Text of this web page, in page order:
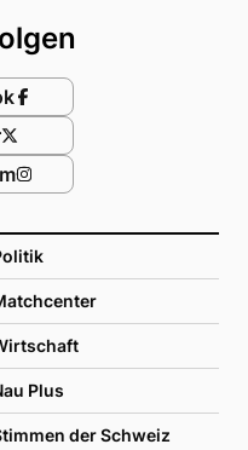
Plus
der Schweiz